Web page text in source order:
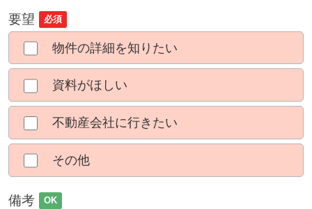
要望 必須
物件の詳細を知りたい
資料がほしい
不動産会社に行きたい
その他
備考 OK